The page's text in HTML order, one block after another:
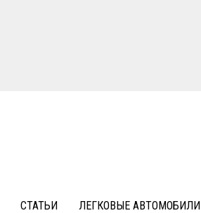
СТАТЬИ ЛЕГКОВЫЕ АВТОМОБИЛИ